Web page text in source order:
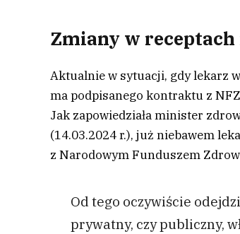
Zmiany w
Aktualnie w sytuacji, gdy lekarz
ma podpisanego kontraktu z
Jak zapowiedziała minister
(14.03.2024 r.), już niebawem
z Narodowym Funduszem
Od tego oczywiście
prywatny, czy publiczny,